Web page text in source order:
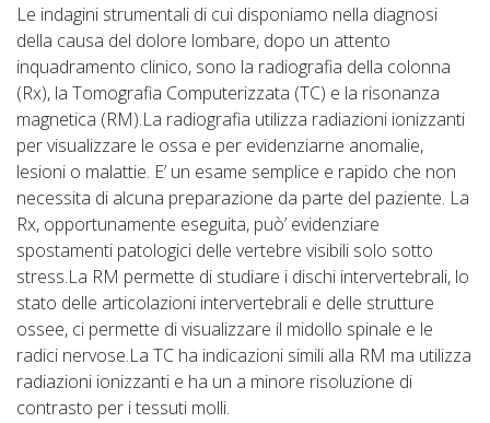
Le indagini strumentali di cui disponiamo nella diagnosi
della causa del dolore lombare, dopo un attento
inquadramento clinico, sono la radiografia della colonna
(Rx), la Tomografia Computerizzata (TC) e la risonanza
magnetica (RM).La radiografia utilizza radiazioni ionizzanti
per visualizzare le ossa e per evidenziarne anomalie,
lesioni o malattie. E’ un esame semplice e rapido che non
necessita di alcuna preparazione da parte del paziente. La
Rx, opportunamente eseguita, può’ evidenziare
spostamenti patologici delle vertebre visibili solo sotto
stress.La RM permette di studiare i dischi intervertebrali, lo
stato delle articolazioni intervertebrali e delle strutture
ossee, ci permette di visualizzare il midollo spinale e le
radici nervose.La TC ha indicazioni simili alla RM ma utilizza
radiazioni ionizzanti e ha un a minore risoluzione di
contrasto per i tessuti molli.